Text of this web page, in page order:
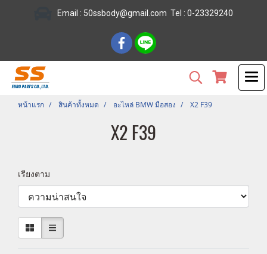
Email : 50ssbody@gmail.com Tel : 0-23329240
หน้าแรก สินค้าทั้งหมด อะไหล่ BMW มือสอง X2 F39
X2 F39
เรียงตาม